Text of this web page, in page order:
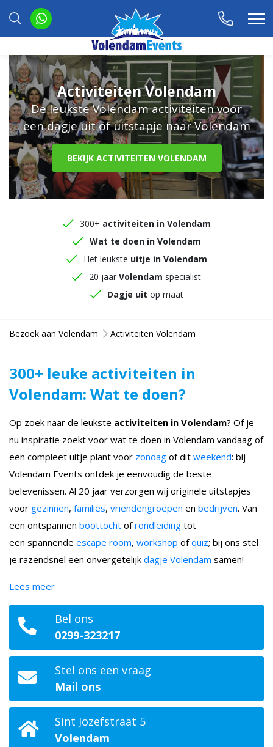
Activiteiten Volendam
De leukste Volendam activiteiten voor
een dagje uit of uitstapje naar Volendam
BEKIJK ACTIVITEITEN VOLENDAM
300+ activiteiten in Volendam
Wat te doen in Volendam
Het leukste uitje in Volendam
20 jaar Volendam specialist
Dagje uit op maat
Bezoek aan Volendam Activiteiten Volendam
Bel ons
0299-323217
Stel ons een vraag
Mail ons
Sint Jozefstraat 5
Volendam
300+ leuke activiteiten in
Volendam: Wat te doen?
Op zoek naar de leukste activiteiten in Volendam? Of je
nu inspiratie zoekt voor wat te doen in Volendam vandaag of
een compleet uitje plant voor zondag of dit weekend: bij
Volendam Events ontdek je eenvoudig de beste
belevenissen. Al 20 jaar verzorgen wij originele uitstapjes
voor gezinnen, families, vriendengroepen en bedrijven. Van
een ontspannen boottocht ofrondleiding tot
een spannende escape room, workshop ofquiz; bij ons stel
je razendsnel een onvergetelijk dagje Volendam samen!
Lees meer